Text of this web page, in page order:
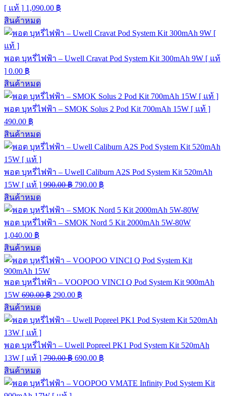
[ แท้ ] 1,090.00 ฿
สินค้าหมด
พอต บุหรี่ไฟฟ้า – Uwell Cravat Pod System Kit 300mAh 9W [ แท้
] 0.00 ฿
สินค้าหมด
พอต บุหรี่ไฟฟ้า – SMOK Solus 2 Pod Kit 700mAh 15W [ แท้ ]
490.00 ฿
สินค้าหมด
พอต บุหรี่ไฟฟ้า – Uwell Caliburn A2S Pod System Kit 520mAh
15W [ แท้ ] 990.00฿ 790.00 ฿
สินค้าหมด
พอต บุหรี่ไฟฟ้า – SMOK Nord 5 Kit 2000mAh 5W-80W
1,040.00 ฿
สินค้าหมด
พอต บุหรี่ไฟฟ้า – VOOPOO VINCI Q Pod System Kit 900mAh
15W 690.00฿ 290.00 ฿
สินค้าหมด
พอต บุหรี่ไฟฟ้า – Uwell Popreel PK1 Pod System Kit 520mAh
13W [ แท้ ] 790.00฿ 690.00 ฿
สินค้าหมด